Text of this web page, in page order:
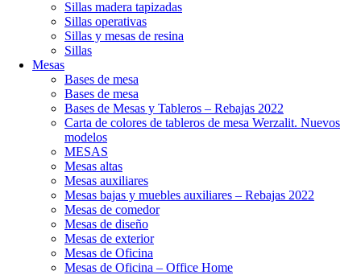
Sillas madera tapizadas
Sillas operativas
Sillas y mesas de resina
Sillas
Mesas
Bases de mesa
Bases de mesa
Bases de Mesas y Tableros – Rebajas 2022
Carta de colores de tableros de mesa Werzalit. Nuevos
modelos
MESAS
Mesas altas
Mesas auxiliares
Mesas bajas y muebles auxiliares – Rebajas 2022
Mesas de comedor
Mesas de diseño
Mesas de exterior
Mesas de Oficina
Mesas de Oficina – Office Home